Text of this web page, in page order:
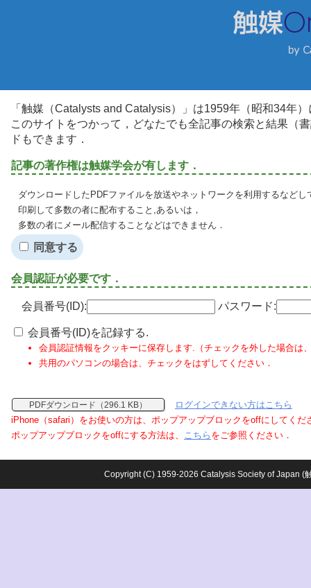
「触媒（Catalysts and Catalysis）」は1959年（昭和34年
このサイトをつかって，どなたでも全記事の検索と結果（
ドもできます．
記事の著作権は触媒学会が有します．
ダウンロードしたPDFファイルを放送やネットワークを利用するなど
印刷して多数の者に配布すること,あるいは，
多数の者にメール配信することなどはできません．
同意する
会員認証が必要です．
会員番号(ID): パスワード:
会員番号(ID)を記録する.
会員認証情報をクッキーに保存します.（チェックを外した場合は
共用のパソコンの場合は、チェックをはずしてください．
PDFダウンロード（296.1 KB）
ログインできない方はこちら
iPhone（safari）をお使いの方は、ポップアップブロックをoffにしてくだ
ポップアップブロックをoffにする方法は、 こちら をご参照ください．
Copyright (C) 1959-2026 Catalysis Society of Japan (